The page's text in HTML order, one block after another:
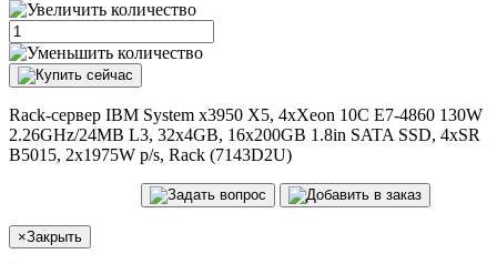
Rack-сервер IBM System x3950 X5, 4xXeon 10C E7-4860 130W
2.26GHz/24MB L3, 32x4GB, 16x200GB 1.8in SATA SSD, 4xSR
B5015, 2x1975W p/s, Rack (7143D2U)
×Закрыть